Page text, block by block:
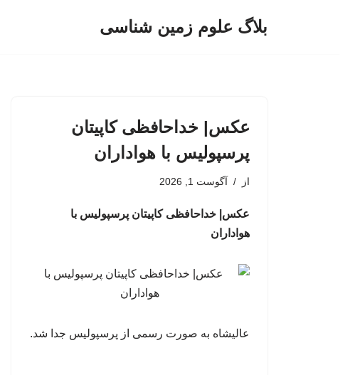
بلاگ علوم زمین شناسی
عکس| خداحافظی کاپیتان
پرسپولیس با هواداران
از آگوست 1, 2026
عکس| خداحافظی کاپیتان پرسپولیس با
هواداران
عالیشاه به صورت رسمی از پرسپولیس جدا شد.